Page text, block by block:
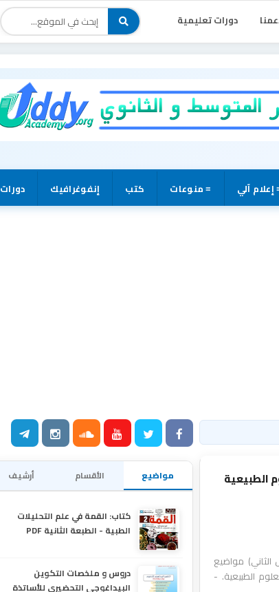
دورات تعليمية
إعلام آلي ≡ منوعات كتب إنفوغرافيك دورات
الطبيعية
الثاني) مواضيع
الطبيعية. -
مواضيع الأقسام أرشيف
كتاب: القمة في علم التحليلات
الطبية - الطبعة الثانية PDF
دروس و ملخصات التكوين
البيداغوجي التحضيري للأساتذة